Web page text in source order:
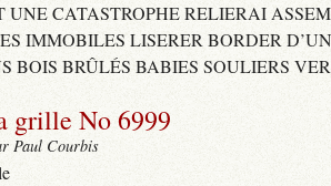
UNE CATASTROPHE RELIERAI
IMMOBILES LISERER BORDER
BOIS BRÛLÉS BABIES SOULIERS
grille No 6999
Paul Courbis